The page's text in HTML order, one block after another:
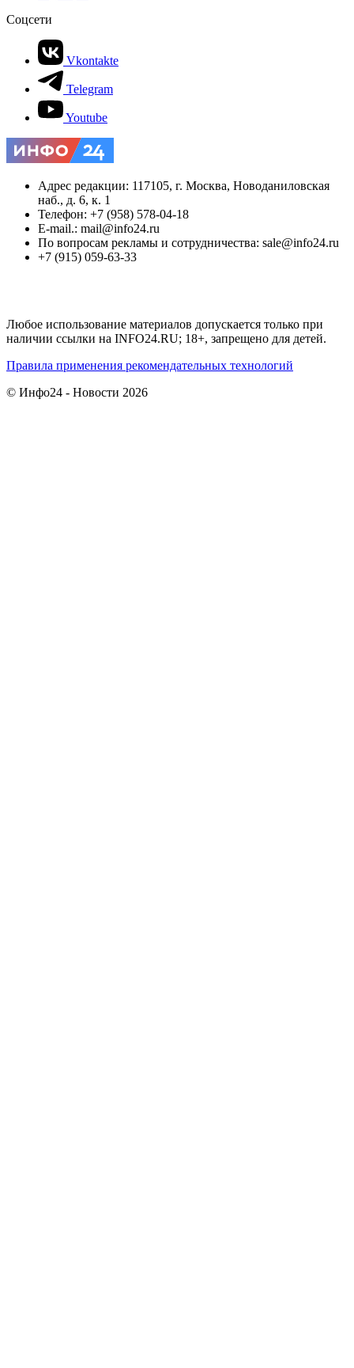
Соцсети
Vkontakte
Telegram
Youtube
Адрес редакции: 117105, г. Москва, Новоданиловская
наб., д. 6, к. 1
Телефон: +7 (958) 578-04-18
E-mail.: mail@info24.ru
По вопросам рекламы и сотрудничества: sale@info24.ru
+7 (915) 059-63-33
Любое использование материалов допускается только при
наличии ссылки на INFO24.RU; 18+, запрещено для детей.
Правила применения рекомендательных технологий
© Инфо24 - Новости 2026